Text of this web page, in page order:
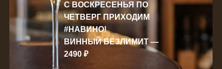
С ВОСКРЕСЕНЬЯ ПО
ЧЕТВЕРГ ПРИХОДИМ
#НАВИНО!
ВИННЫЙ БЕЗЛИМИТ —
2490 ₽